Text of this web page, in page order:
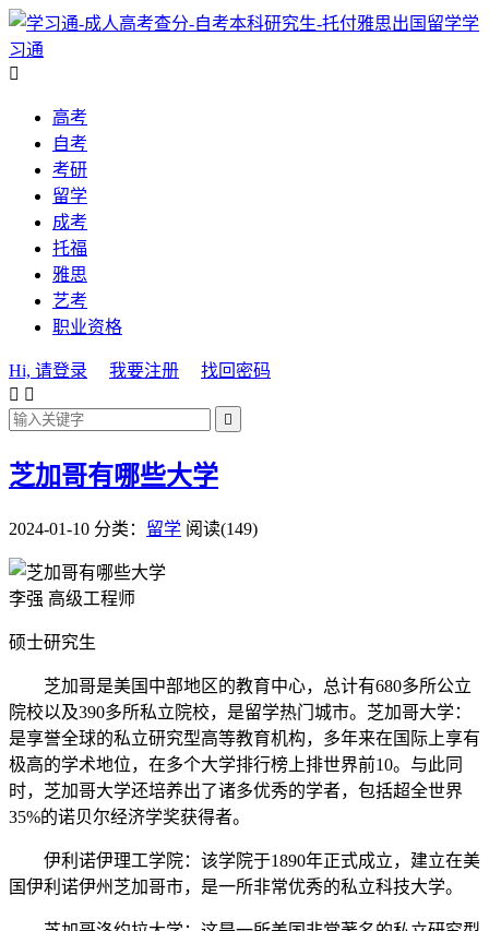
学
习通

高考
自考
考研
留学
成考
托福
雅思
艺考
职业资格
Hi, 请登录 我要注册
找回密码
 

芝加哥有哪些大学
2024-01-10 分类： 留学 阅读(149)
李强 高级工程师
硕士研究生
芝加哥是美国中部地区的教育中心，总计有680多所公立
院校以及390多所私立院校，是留学热门城市。芝加哥大学：
是享誉全球的私立研究型高等教育机构，多年来在国际上享有
极高的学术地位，在多个大学排行榜上排世界前10。与此同
时，芝加哥大学还培养出了诸多优秀的学者，包括超全世界
35%的诺贝尔经济学奖获得者。
伊利诺伊理工学院：该学院于1890年正式成立，建立在美
国伊利诺伊州芝加哥市，是一所非常优秀的私立科技大学。